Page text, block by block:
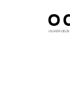
OLIVIER CELSI